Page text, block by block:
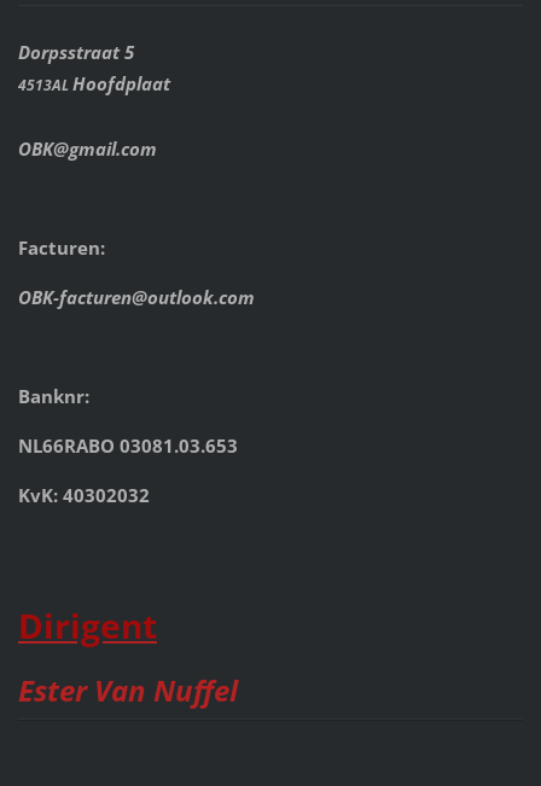
Dorpsstraat 5
4513ALHoofdplaat
OBK@gmail.com
Facturen:
OBK-facturen@outlook.com
Banknr:
NL66RABO 03081.03.653
KvK: 40302032
Dirigent
Ester Van Nuffel